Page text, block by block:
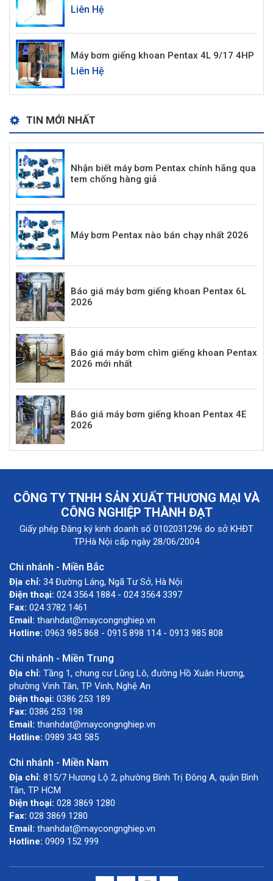
Liên Hệ
Máy bơm giếng khoan Pentax 4L 9/17 4HP
Liên Hệ
TIN MỚI NHẤT
Nhận biết máy bơm Pentax chính hãng qua
tem chống hàng giả
Máy bơm Pentax nào bán chạy nhất 2026
Báo giá máy bơm giếng khoan Pentax 6L
2026
Báo giá máy bơm chìm giếng khoan Pentax
2026 mới nhất
Báo giá máy bơm giếng khoan Pentax 4E
2026
CÔNG TY TNHH SẢN XUẤT THƯƠNG MẠI VÀ
CÔNG NGHIỆP THÀNH ĐẠT
Giấy phép Đăng ký kinh doanh số 0102031296 do sở KHĐT
TP.Hà Nội cấp ngày 28/06/2004
Chi nhánh - Miền Bắc
Địa chỉ: 34 Đường Láng, Ngã Tư Sở, Hà Nội
Điện thoại: 024 3564 1884 - 024 3564 3397
Fax: 024 3782 1461
Email: thanhdat@maycongnghiep.vn
Hotline: 0963 985 868 - 0915 898 114 - 0913 985 808
Chi nhánh - Miền Trung
Địa chỉ: Tầng 1, chung cư Lũng Lô, đường Hồ Xuân Hương,
phường Vinh Tân, TP Vinh, Nghệ An
Điện thoại: 0386 253 189
Fax: 0386 253 198
Email: thanhdat@maycongnghiep.vn
Hotline: 0989 343 585
Chi nhánh - Miền Nam
Địa chỉ: 815/7 Hương Lộ 2, phường Bình Trị Đông A, quận Bình
Tân, TP HCM
Điện thoại: 028 3869 1280
Fax: 028 3869 1280
Email: thanhdat@maycongnghiep.vn
Hotline: 0909 152 999